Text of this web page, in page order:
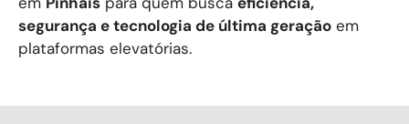
segurança e tecnologia de última geração em
plataformas elevatórias.